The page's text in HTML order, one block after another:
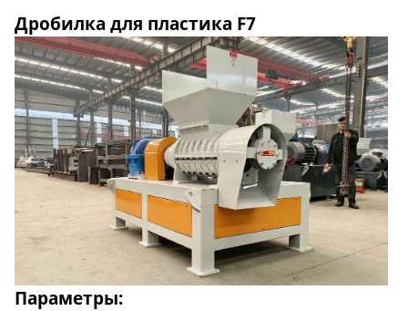
Дробилка для пластика F7
Параметры: